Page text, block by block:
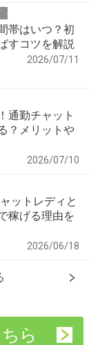
帯はいつ？初
すコツを解説
2026/07/11
通勤チャット
？メリットや
2026/07/10
ットレディと
稼げる理由を
2026/06/18
ら